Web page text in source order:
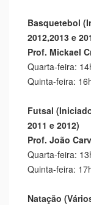
Basquetebol
2012,2013 e
Prof. Mickael
Quarta-feira:
Quinta-feira:
Futsal
2011 e 2012)
Prof. João
Quarta-feira:
Quinta-feira:
Natação